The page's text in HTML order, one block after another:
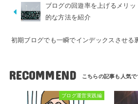
ブログの回遊率を上げるメリ
的な方法を紹介
初期ブログでも一瞬でインデックスさせる
RECOMMEND
ブログ運営実践編